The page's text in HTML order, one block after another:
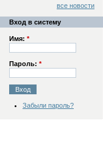
все новости
Вход в систему
Имя: *
Пароль: *
Забыли пароль?